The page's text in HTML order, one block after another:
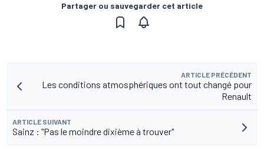
Partager ou sauvegarder cet article
ARTICLE PRÉCÉDENT
Les conditions atmosphériques ont tout changé pour
Renault
ARTICLE SUIVANT
Sainz : "Pas le moindre dixième à trouver"